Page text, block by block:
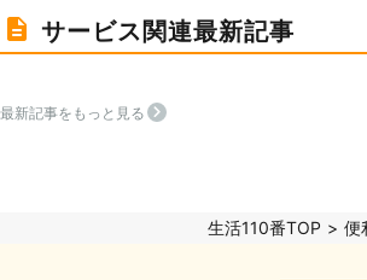
サービス関連最新記事
最新記事をもっと見る
生活110番TOP 便